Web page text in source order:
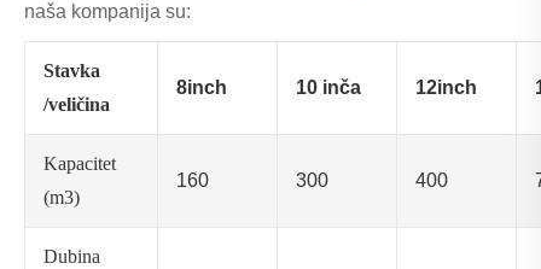
naša kompanija su:
Stavka
/veličina
8inch 10 inča 12inch
Kapacitet
(m3)
160 300 400
Dubina